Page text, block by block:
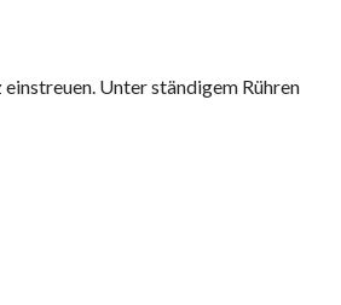
Unter ständigem Rühren